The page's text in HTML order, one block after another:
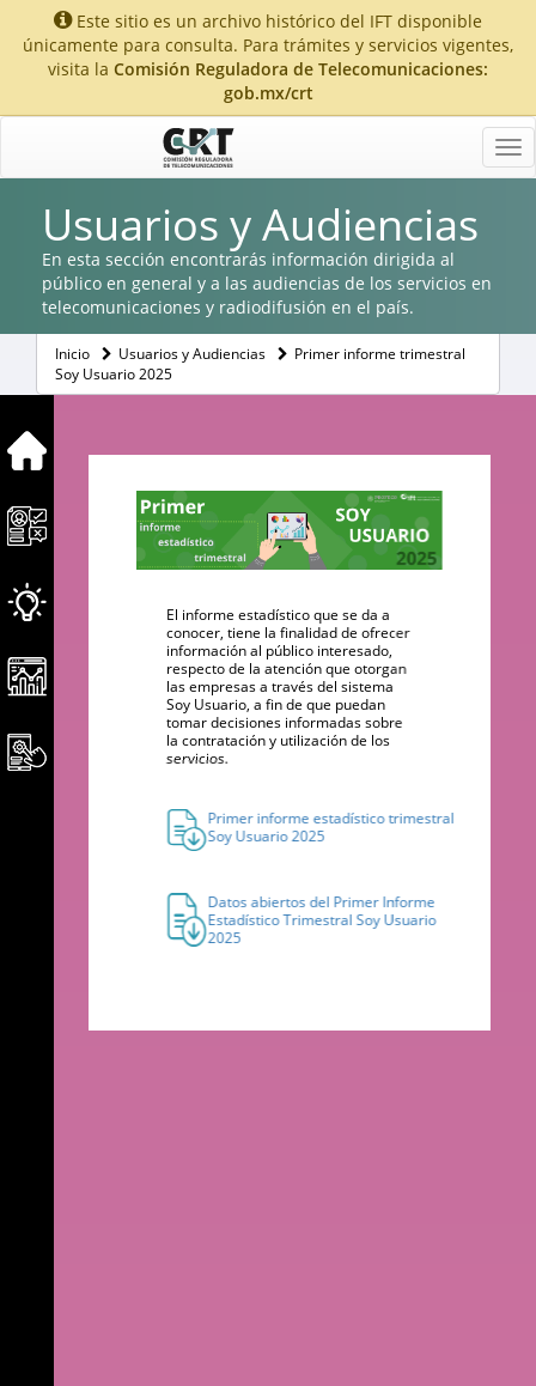
Este sitio es un archivo histórico del IFT disponible
únicamente para consulta. Para trámites y servicios vigentes,
visita la Comisión Reguladora de Telecomunicaciones:
gob.mx/crt
Usuarios y Audiencias
En esta sección encontrarás información dirigida al
público en general y a las audiencias de los servicios en
telecomunicaciones y radiodifusión en el país.
Inicio Usuarios y Audiencias
Primer informe trimestral
Soy Usuario 2025
El informe estadístico que se da a
conocer, tiene la finalidad de ofrecer
información al público interesado,
respecto de la atención que otorgan
las empresas a través del sistema
Soy Usuario, a fin de que puedan
tomar decisiones informadas sobre
la contratación y utilización de los
servicios.
Primer informe estadístico trimestral
Soy Usuario 2025
Datos abiertos del Primer Informe
Estadístico Trimestral Soy Usuario
2025